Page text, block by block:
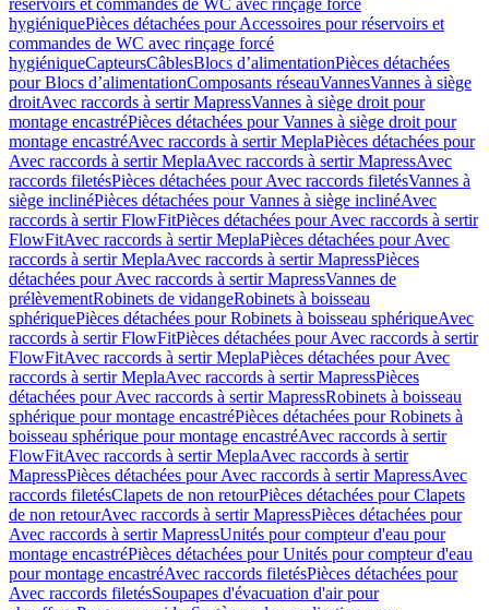
réservoirs et commandes de WC avec rinçage forcé
hygiéniquePièces détachées pour Accessoires pour réservoirs et
commandes de WC avec rinçage forcé
hygiéniqueCapteursCâblesBlocs d’alimentationPièces détachées
pour Blocs d’alimentationComposants réseauVannesVannes à siège
droitAvec raccords à sertir MapressVannes à siège droit pour
montage encastréPièces détachées pour Vannes à siège droit pour
montage encastréAvec raccords à sertir MeplaPièces détachées pour
Avec raccords à sertir MeplaAvec raccords à sertir MapressAvec
raccords filetésPièces détachées pour Avec raccords filetésVannes à
siège inclinéPièces détachées pour Vannes à siège inclinéAvec
raccords à sertir FlowFitPièces détachées pour Avec raccords à sertir
FlowFitAvec raccords à sertir MeplaPièces détachées pour Avec
raccords à sertir MeplaAvec raccords à sertir MapressPièces
détachées pour Avec raccords à sertir MapressVannes de
prélèvementRobinets de vidangeRobinets à boisseau
sphériquePièces détachées pour Robinets à boisseau sphériqueAvec
raccords à sertir FlowFitPièces détachées pour Avec raccords à sertir
FlowFitAvec raccords à sertir MeplaPièces détachées pour Avec
raccords à sertir MeplaAvec raccords à sertir MapressPièces
détachées pour Avec raccords à sertir MapressRobinets à boisseau
sphérique pour montage encastréPièces détachées pour Robinets à
boisseau sphérique pour montage encastréAvec raccords à sertir
FlowFitAvec raccords à sertir MeplaAvec raccords à sertir
MapressPièces détachées pour Avec raccords à sertir MapressAvec
raccords filetésClapets de non retourPièces détachées pour Clapets
de non retourAvec raccords à sertir MapressPièces détachées pour
Avec raccords à sertir MapressUnités pour compteur d'eau pour
montage encastréPièces détachées pour Unités pour compteur d'eau
pour montage encastréAvec raccords filetésPièces détachées pour
Avec raccords filetésSoupapes d'évacuation d'air pour